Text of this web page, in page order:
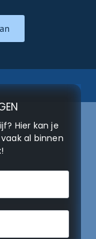
Hier kan je
al binnen